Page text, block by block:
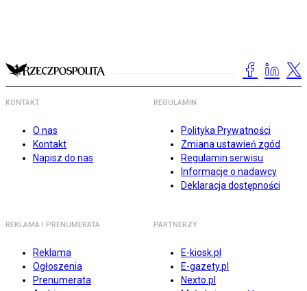
KONTAKT
O nas
Kontakt
Napisz do nas
REGULAMIN
Polityka Prywatności
Zmiana ustawień zgód
Regulamin serwisu
Informacje o nadawcy
Deklaracja dostępności
REKLAMA I PRENUMERATA
Reklama
Ogłoszenia
Prenumerata
PARTNERZY
E-kiosk.pl
E-gazety.pl
Nexto.pl